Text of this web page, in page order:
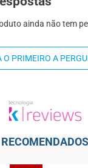
ainda não tem
O PRIMEIRO A
RECOMENDADOS